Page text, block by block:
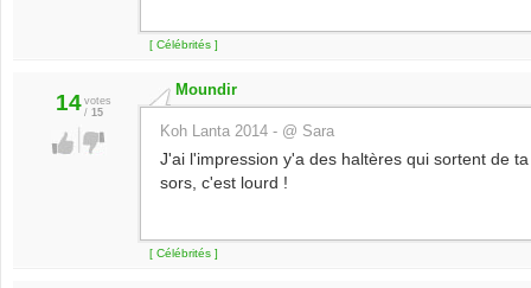
[ Célébrités ]
14 votes
/ 15
Moundir
Koh Lanta 2014 - @ Sara
J'ai l'impression y'a des haltères qui sortent de
sors, c'est lourd !
[ Célébrités ]